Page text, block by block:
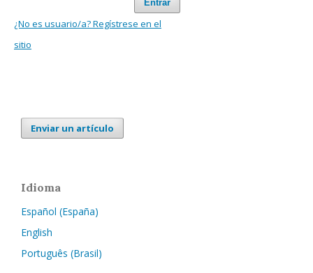
Entrar
¿No es usuario/a? Regístrese en el
sitio
Enviar un artículo
Idioma
Español (España)
English
Português (Brasil)